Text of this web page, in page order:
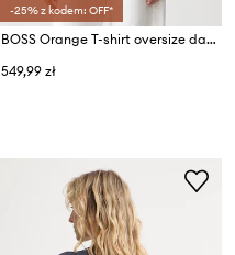
-25% z kodem: OFF*
BOSS Orange T-shirt oversize damski z modalem C_Eagles
549,99 zł